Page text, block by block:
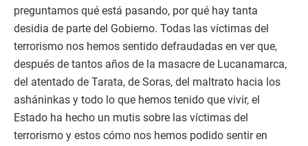
preguntamos qué está pasando, por qué hay tanta
desidia de parte del Gobierno. Todas las víctimas del
terrorismo nos hemos sentido defraudadas en ver que,
después de tantos años de la masacre de Lucanamarca,
del atentado de Tarata, de Soras, del maltrato hacia los
asháninkas y todo lo que hemos tenido que vivir, el
Estado ha hecho un mutis sobre las víctimas del
terrorismo y estos cómo nos hemos podido sentir en